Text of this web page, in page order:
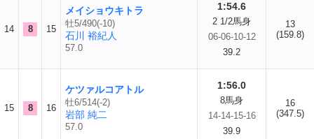
14 8 15
メイショウキトラ
牡5/490(-10)
石川 裕紀人
57.0
1:54.6
2 1/2馬身
06-06-10-12
39.2
13
(159.8)
15 8 16
ケツァルコアトル
牡6/514(-2)
岩部 純二
57.0
1:56.0
8馬身
14-14-15-16
39.9
16
(347.5)